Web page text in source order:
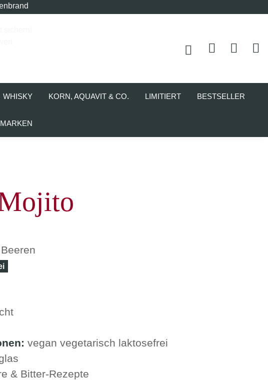
WHISKY KORN, AQUAVIT & CO. LIMITIERT BESTSELLER
vegan vegetarisch laktosefrei
& Bitter-Rezepte